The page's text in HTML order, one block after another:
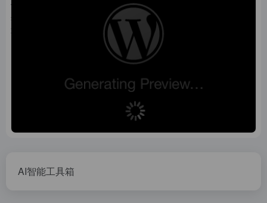
AI智能工具箱